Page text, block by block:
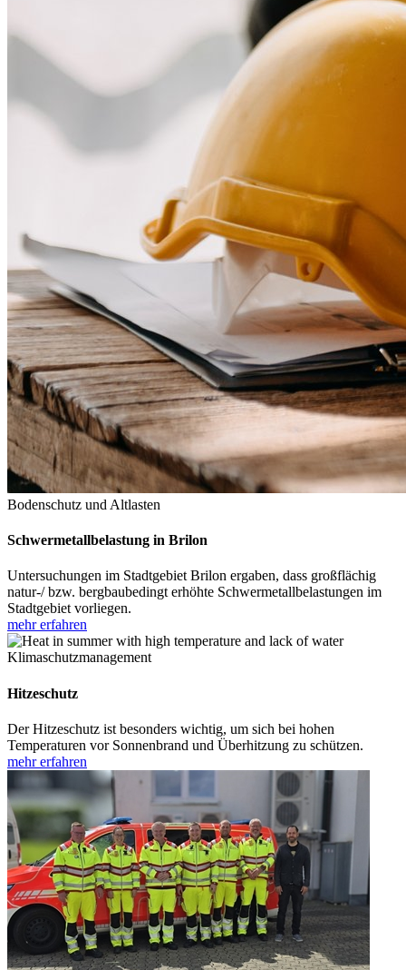
Bodenschutz und Altlasten
Schwermetallbelastung in Brilon
Untersuchungen im Stadtgebiet Brilon ergaben, dass großflächig
natur-/ bzw. bergbaubedingt erhöhte Schwermetallbelastungen im
Stadtgebiet vorliegen.
mehr erfahren
Klimaschutzmanagement
Hitzeschutz
Der Hitzeschutz ist besonders wichtig, um sich bei hohen
Temperaturen vor Sonnenbrand und Überhitzung zu schützen.
mehr erfahren